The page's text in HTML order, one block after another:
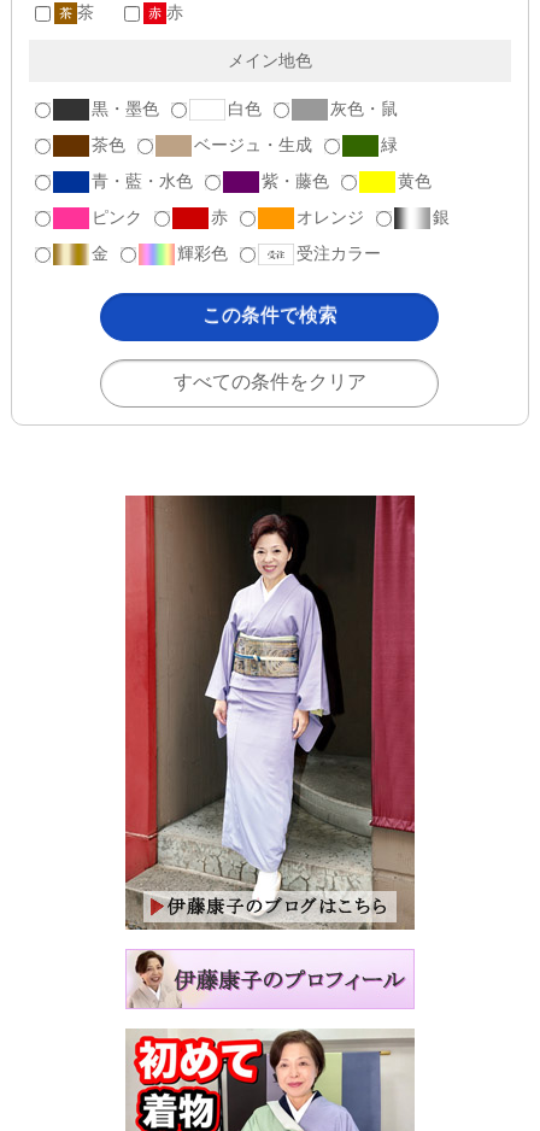
茶
赤
メイン地色
黒・墨色 白色
灰色・鼠
茶色
ベージュ・生成
緑
青・藍・水色
紫・藤色
黄色
ピンク
赤 オレンジ
銀
金
輝彩色 受注カラー